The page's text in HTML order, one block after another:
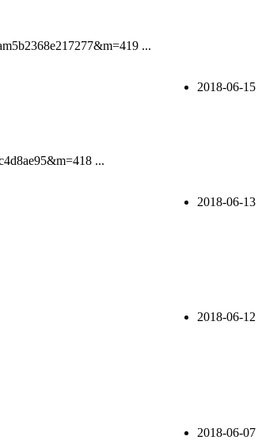
...
2018-06-15
...
2018-06-13
2018-06-12
2018-06-07